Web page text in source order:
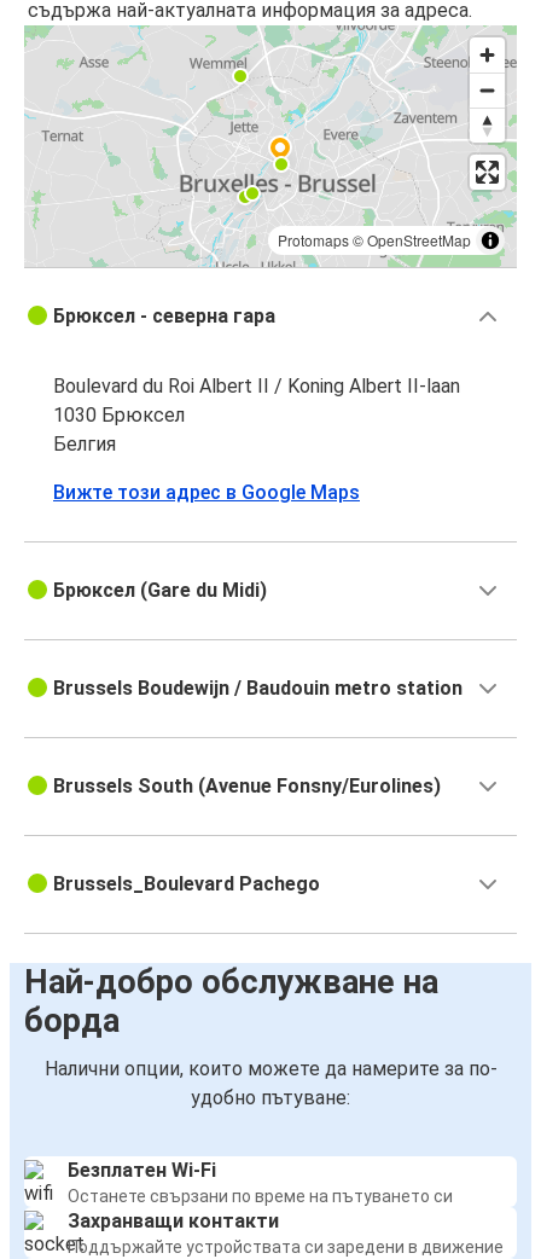
съдържа най-актуалната информация за адреса.
Protomaps©OpenStreetMap
Брюксел - северна гара
Boulevard du Roi Albert II / Koning Albert II-laan
1030 Брюксел
Белгия
Вижте този адрес в Google Maps
Брюксел (Gare du Midi)
Brussels Boudewijn / Baudouin metro station
Brussels South (Avenue Fonsny/Eurolines)
Brussels_Boulevard Pachego
Най-добро обслужване на
борда
Налични опции, които можете да намерите за по-
удобно пътуване:
Безплатен Wi-Fi
Останете свързани по време на пътуването си
Захранващи контакти
Поддържайте устройствата си заредени в движение